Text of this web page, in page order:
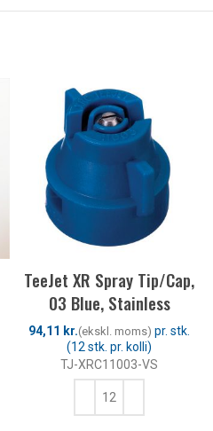
TeeJet XR Spray Tip/Cap,
03 Blue, Stainless
kr.
TJ-XRC11003-VS